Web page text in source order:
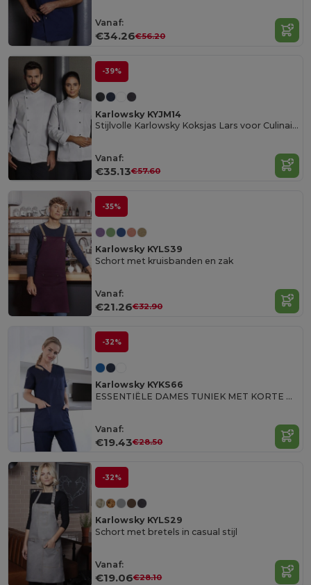
Vanaf:
€34.26€56.20
-39%
Karlowsky KYJM14
Stijlvolle Karlowsky Koksjas Lars voor Culinaire Liefhebbers
Vanaf:
€35.13€57.60
-35%
Karlowsky KYLS39
Schort met kruisbanden en zak
Vanaf:
€21.26€32.90
-32%
Karlowsky KYKS66
ESSENTIËLE DAMES TUNIEK MET KORTE MOUWEN
Vanaf:
€19.43€28.50
-32%
Karlowsky KYLS29
Schort met bretels in casual stijl
Vanaf:
€19.06€28.10